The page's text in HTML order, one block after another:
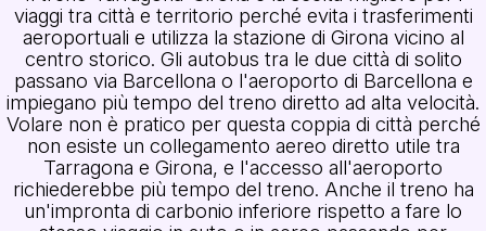
viaggi tra città e territorio perché evita i trasferimenti
aeroportuali e utilizza la stazione di Girona vicino al
centro storico. Gli autobus tra le due città di solito
passano via Barcellona o l'aeroporto di Barcellona e
impiegano più tempo del treno diretto ad alta velocità.
Volare non è pratico per questa coppia di città perché
non esiste un collegamento aereo diretto utile tra
Tarragona e Girona, e l'accesso all'aeroporto
richiederebbe più tempo del treno. Anche il treno ha
un'impronta di carbonio inferiore rispetto a fare lo